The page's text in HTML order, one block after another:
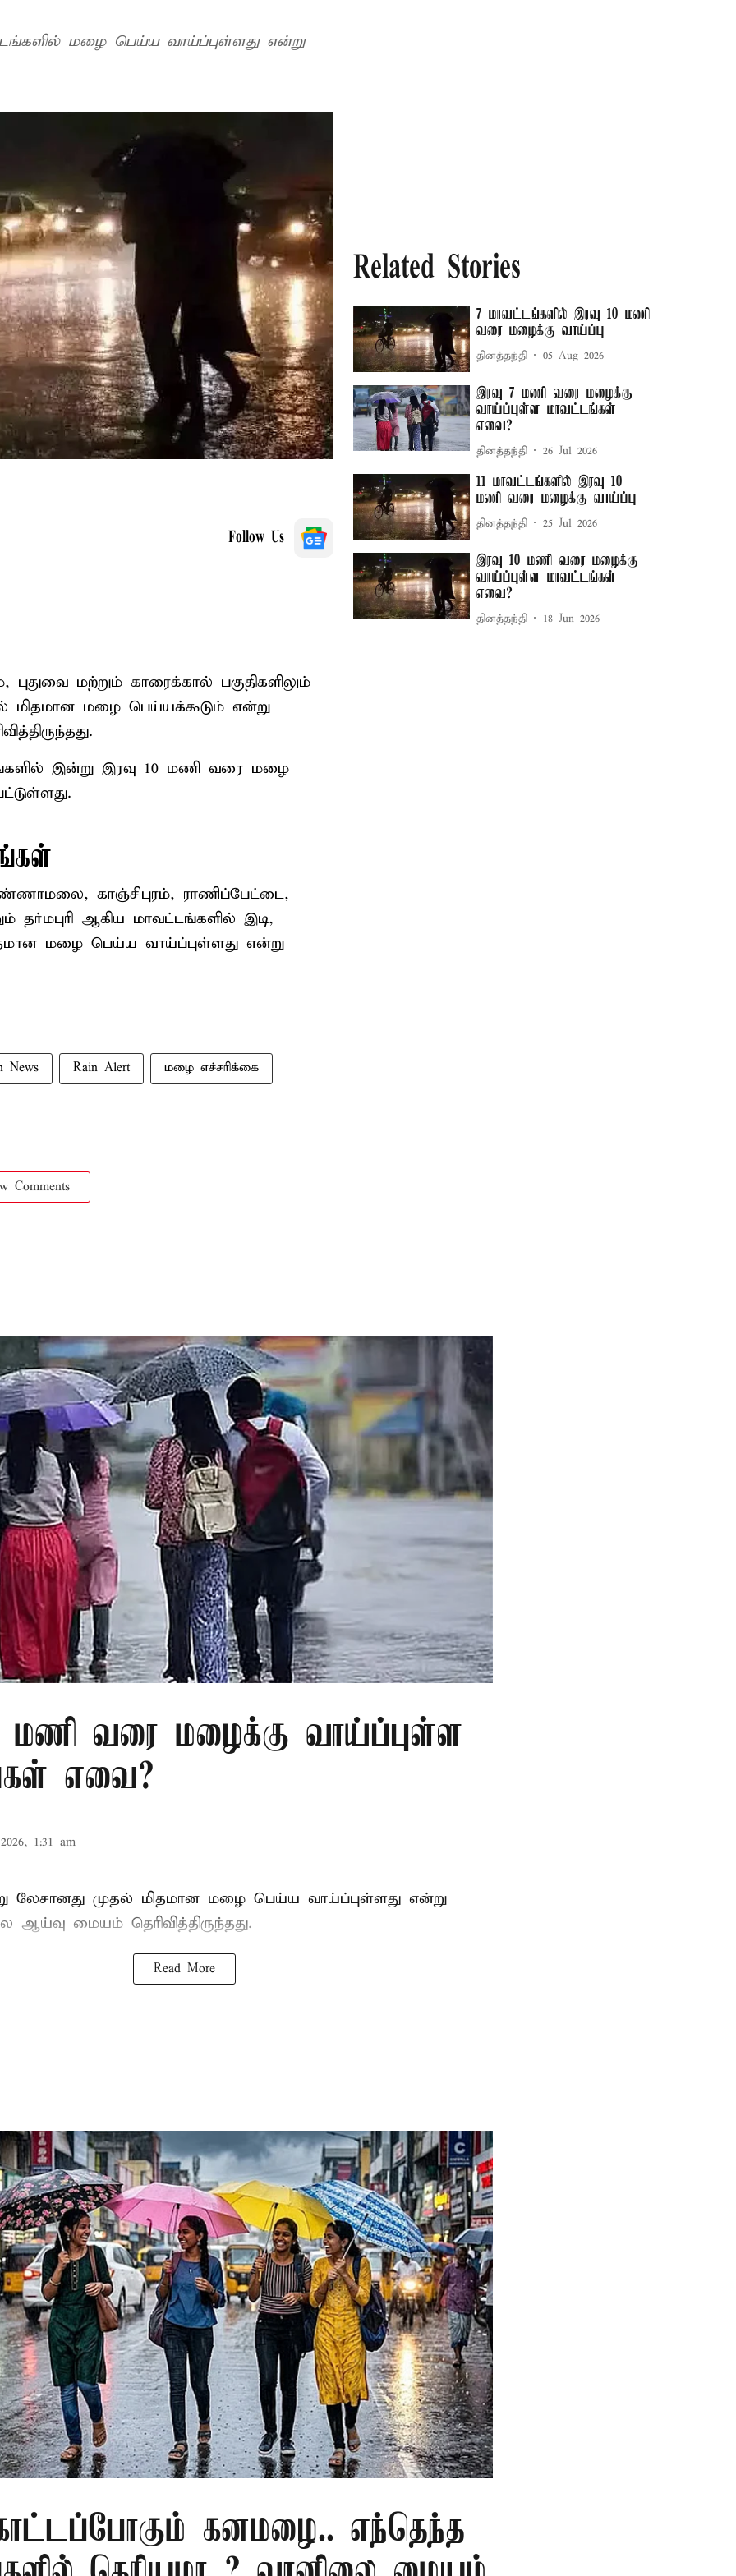
மழை பெய்ய வாய்ப்புள்ளது என்று
Follow Us
மற்றும் காரைக்கால் பகுதிகளிலும்
மிதமான மழை பெய்யக்கூடும் என்று
இன்று இரவு 10 மணி வரை மழை
காஞ்சிபுரம், ராணிப்பேட்டை,
தர்மபுரி ஆகிய மாவட்டங்களில் இடி,
மழை பெய்ய வாய்ப்புள்ளது என்று
News Rain Alert மழை எச்சரிக்கை
Comments
Related Stories
7 மாவட்டங்களில் இரவு 10 மணி
வரை மழைக்கு வாய்ப்பு
தினத்தந்தி 05 Aug 2026
இரவு 7 மணி வரை மழைக்கு
வாய்ப்புள்ள மாவட்டங்கள்
எவை?
தினத்தந்தி 26 Jul 2026
11 மாவட்டங்களில் இரவு 10
மணி வரை மழைக்கு வாய்ப்பு
தினத்தந்தி 25 Jul 2026
இரவு 10 மணி வரை மழைக்கு
வாய்ப்புள்ள மாவட்டங்கள்
எவை?
தினத்தந்தி 18 Jun 2026
மணி வரை மழைக்கு வாய்ப்புள்ள
எவை?
1:31 am
லேசானது முதல் மிதமான மழை பெய்ய வாய்ப்புள்ளது என்று
மையம் தெரிவித்திருந்தது.
Read More
கனமழை.. எந்தெந்த